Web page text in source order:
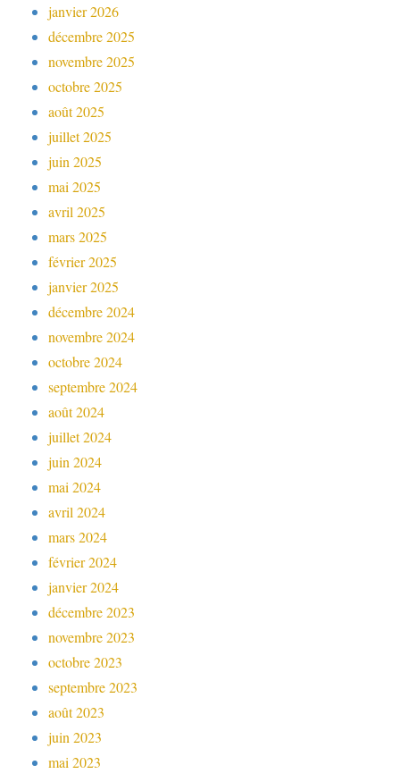
janvier 2026
décembre 2025
novembre 2025
octobre 2025
août 2025
juillet 2025
juin 2025
mai 2025
avril 2025
mars 2025
février 2025
janvier 2025
décembre 2024
novembre 2024
octobre 2024
septembre 2024
août 2024
juillet 2024
juin 2024
mai 2024
avril 2024
mars 2024
février 2024
janvier 2024
décembre 2023
novembre 2023
octobre 2023
septembre 2023
août 2023
juin 2023
mai 2023